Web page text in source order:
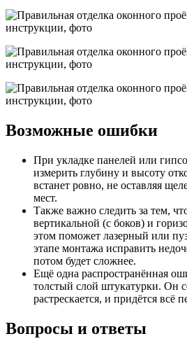
Возможные ошибки
При укладке панелей или
измерить глубину и высоту
встанет ровно, не оставляя
мест.
Также важно следить за тем,
вертикальной (с боков) и
этом поможет лазерный или
этапе монтажа исправить
потом будет сложнее.
Ещё одна распространённая
толстый слой штукатурки. Он
растрескается, и придётся всё
Вопросы и ответы